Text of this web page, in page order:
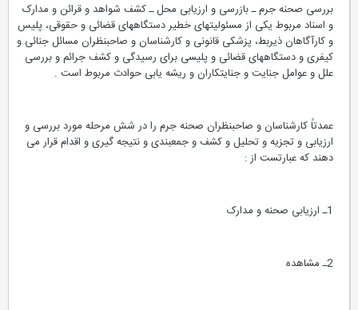
بررسی صحنه جرم ـ بازرسی و ارزیابی محل ـ کشف شواهد و قرائن و مدارک
و اسناد مربوط یکی از مسئولیتهای خطیر دستگاههای قضائی و حقوقی، پلیس
و کارآگاهان ذیربط، پزشکی قانونی و کارشناسان و صاحبنظران مسائل جنائی و
کیفری و دستگاههای قضائی و پلیسی برای رسیدگی و کشف جرائم و بررسی
علل و عوامل جنایت و جنایتکاران و ریشه یابی حوادث مربوط است .
عمدتاً کارشناسان و صاحبنظران صحنه جرم را در شش مرحله مورد بررسی و
ارزیابی و تجزیه و تحلیل و کشف و جمعبندی و نتیجه گیری و اقدام قرار می
دهند که عبارتست از :